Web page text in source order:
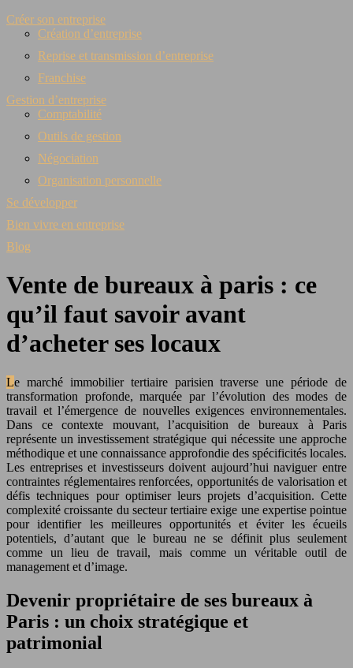
Créer son entreprise
Création d’entreprise
Reprise et transmission d’entreprise
Franchise
Gestion d’entreprise
Comptabilité
Outils de gestion
Négociation
Organisation personnelle
Se développer
Bien vivre en entreprise
Blog
Vente de bureaux à paris : ce
qu’il faut savoir avant
d’acheter ses locaux
Le marché immobilier tertiaire parisien traverse une période de
transformation profonde, marquée par l’évolution des modes de
travail et l’émergence de nouvelles exigences environnementales.
Dans ce contexte mouvant, l’acquisition de bureaux à Paris
représente un investissement stratégique qui nécessite une approche
méthodique et une connaissance approfondie des spécificités locales.
Les entreprises et investisseurs doivent aujourd’hui naviguer entre
contraintes réglementaires renforcées, opportunités de valorisation et
défis techniques pour optimiser leurs projets d’acquisition. Cette
complexité croissante du secteur tertiaire exige une expertise pointue
pour identifier les meilleures opportunités et éviter les écueils
potentiels, d’autant que le bureau ne se définit plus seulement
comme un lieu de travail, mais comme un véritable outil de
management et d’image.
Devenir propriétaire de ses bureaux à
Paris : un choix stratégique et
patrimonial